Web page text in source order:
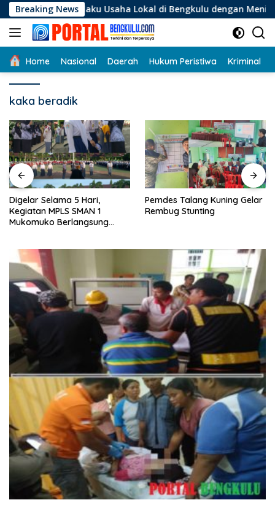
Langsung
ke
konten
Breaking News
Pelaku Usaha Lokal di Bengkulu dengan Meningkatkan
Home Nasional Daerah Hukum Peristiwa Kriminal
kaka beradik
Digelar Selama 5 Hari,
Kegiatan MPLS SMAN 1
Mukomuko Berlangsung
Pemdes Talang Kuning Gelar
Rembug Stunting